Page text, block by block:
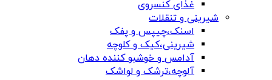
غذای کنسروی
شیرینی و تنقلات
اسنک،چیپس و پفک
شیرینی،کیک و کلوچه
آدامس و خوشبو کننده دهان
آلوچه،ترشک و لواشک